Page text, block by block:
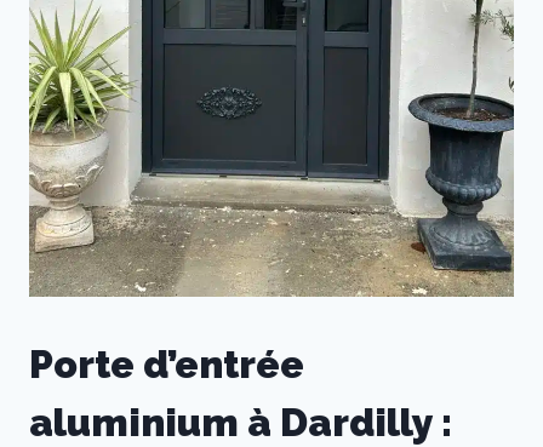
Porte d’entrée
aluminium à Dardilly :